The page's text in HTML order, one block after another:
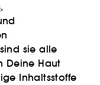
,
sie alle
Deine Haut
Inhaltsstoffe